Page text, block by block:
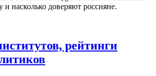
и насколько доверяют россияне.
рейтинги